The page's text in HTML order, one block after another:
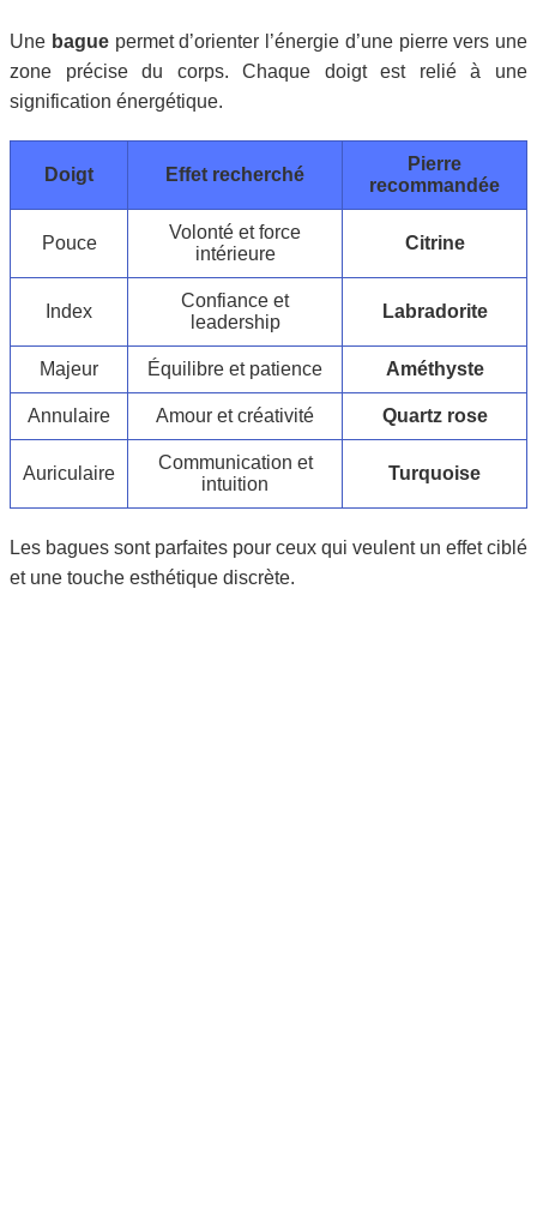
Une baguepermet d’orienter l’énergie d’une pierre vers une
zone précise du corps. Chaque doigt est relié à une
signification énergétique.
Doigt Effet recherché
Pierre
recommandée
Pouce
Volonté et force
intérieure
Citrine
Index
Confiance et
leadership
Labradorite
Majeur Équilibre et patience Améthyste
Annulaire Amour et créativité Quartz rose
Auriculaire
Communication et
intuition
Turquoise
Les bagues sont parfaites pour ceux qui veulent un effet ciblé
et une touche esthétique discrète.